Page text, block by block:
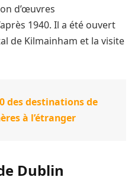
d’œuvres
1940. Il a été ouvert
de Kilmainham et la visite
des destinations de
à l’étranger
Dublin